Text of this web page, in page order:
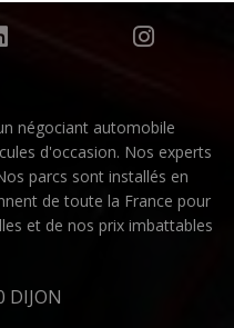
négociant automobile
d'occasion. Nos experts
parcs sont installés en
de toute la France pour
et de nos prix imbattables
DIJON